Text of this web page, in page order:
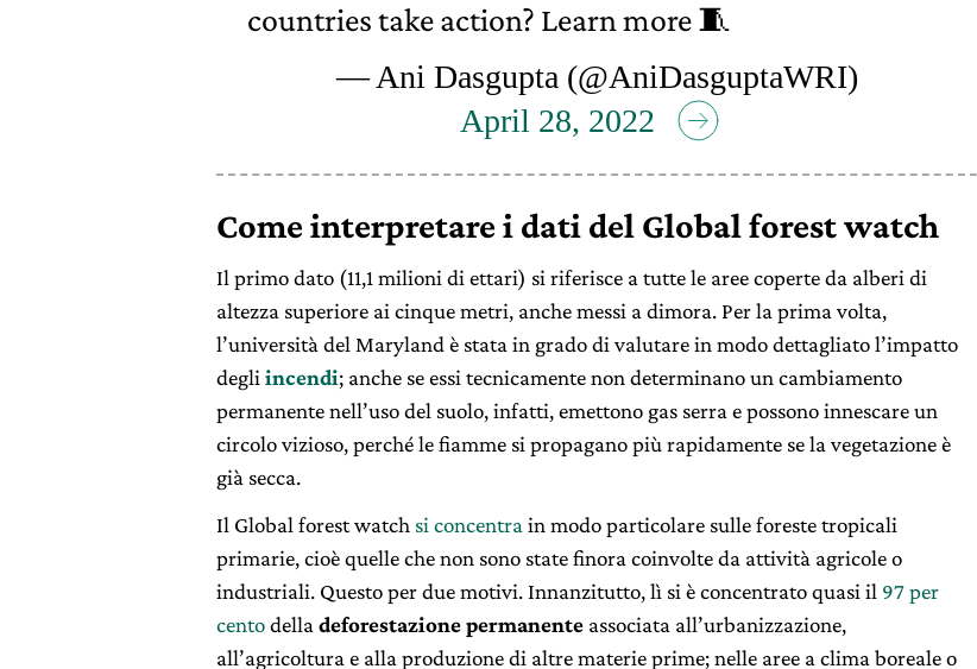
countries take action? Learn more 🧵
— Ani Dasgupta (@AniDasguptaWRI)
April 28, 2022
Come interpretare i dati del Global forest watch
Il primo dato (11,1 milioni di ettari) si riferisce a tutte le aree coperte da alberi di
altezza superiore ai cinque metri, anche messi a dimora. Per la prima volta,
l’università del Maryland è stata in grado di valutare in modo dettagliato l’impatto
degli incendi; anche se essi tecnicamente non determinano un cambiamento
permanente nell’uso del suolo, infatti, emettono gas serra e possono innescare un
circolo vizioso, perché le fiamme si propagano più rapidamente se la vegetazione è
già secca.
Il Global forest watch si concentra in modo particolare sulle foreste tropicali
primarie, cioè quelle che non sono state finora coinvolte da attività agricole o
industriali. Questo per due motivi. Innanzitutto, lì si è concentrato quasi il 97 per
centodella deforestazione permanente associata all’urbanizzazione,
all’agricoltura e alla produzione di altre materie prime; nelle aree a clima boreale o